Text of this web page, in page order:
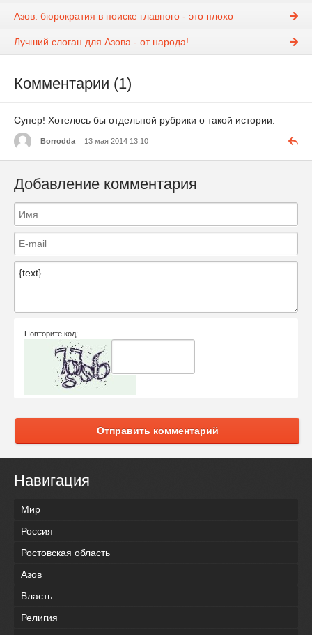
Азов: бюрократия в поиске главного - это плохо
Лучший слоган для Азова - от народа!
Комментарии (1)
Супер! Хотелось бы отдельной рубрики о такой истории.
Borrodda 13 мая 2014 13:10
Добавление комментария
Повторите код:
Отправить комментарий
Навигация
Мир
Россия
Ростовская область
Азов
Власть
Религия